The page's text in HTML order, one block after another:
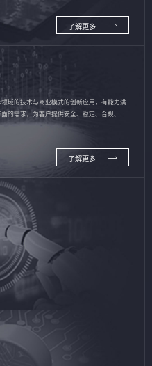
了解更多
域的技术与商业模式的创新应用，有能力满
的需求，为客户提供安全、稳定、合规、持
了解更多